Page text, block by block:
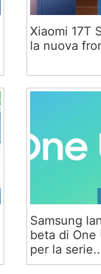
Xiaomi 17T
la nuova
Samsung
beta di One
per la